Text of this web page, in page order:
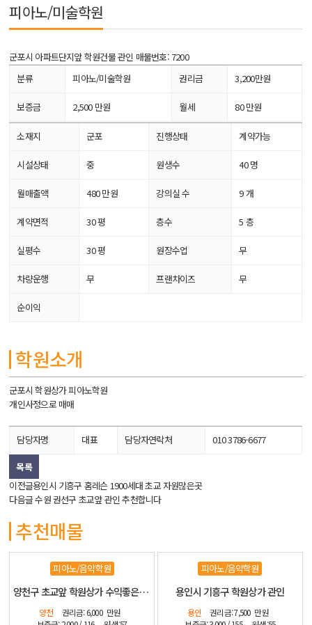
피아노/미술학원
군포시 아파트단지앞 학원건물 관인 매물번호: 7200
분류
피아노/미술학원 권리금 3,200만원
보증금 2,500 만원 월세 80 만원
소재지 군포 진행상태 계약가능
시설상태 중 원생수 40 명
월매출액 480 만원 강의실 수 9 개
계약면적 30 평 층수 5 층
실평수 30 평 원장수업 무
차량운행 무 프랜차이즈 무
순이익
학원소개
군포시 학원상가 피아노학원
개인사정으로 매매
담당자명 대표 담당자연락처 010 3786-6677
목록
이전글용인시 기흥구 홈레슨 1900세대 초교 자원많은곳
다음글수원 권선구 초교앞 관인 추천합니다
추천매물
피아노/음악학원
양천구 초교앞 학원상가 수익좋은 관인
양천 권리금: 6,000 만원
피아노/음악학원
용인시 기흥구 학원상가 관인
용인 권리금: 7,500 만원